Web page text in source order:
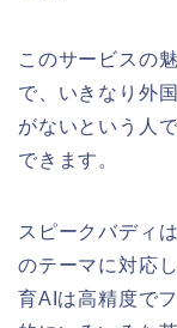
このサービスの
で、いきなり外
がないという人
できます。
スピークバディ
のテーマに対応
育AIは高精度で